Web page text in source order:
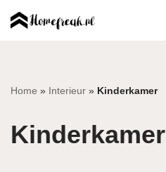
inhoud
Home » Interieur » Kinderkamer
Kinderkamer